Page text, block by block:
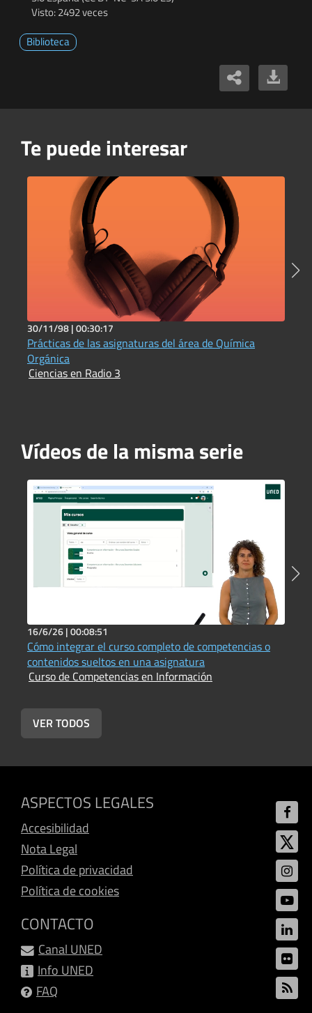
Visto: 2492 veces
Biblioteca
Te puede interesar
30/11/98 |00:30:17
Prácticas de las asignaturas del área de Química
Orgánica
Ciencias en Radio 3
Vídeos de la misma serie
16/6/26 |00:08:51
Cómo integrar el curso completo de competencias o
contenidos sueltos en una asignatura
Curso de Competencias en Información
VER TODOS
ASPECTOS LEGALES
Accesibilidad
Nota Legal
Política de privacidad
Política de cookies
CONTACTO
Canal UNED
Info UNED
FAQ